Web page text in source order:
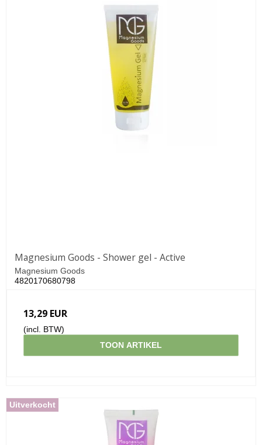
Magnesium Goods - Shower gel - Active
Magnesium Goods
4820170680798
13,29 EUR
(incl. BTW)
TOON ARTIKEL
Uitverkocht